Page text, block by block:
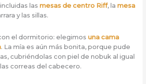
las mesas de centro Riff, la mesa
y las sillas.
el dormitorio: elegimos una cama
. La mía es aún más bonita, porque pude
cubriéndolas con piel de nobuk al igual
correas del cabecero.